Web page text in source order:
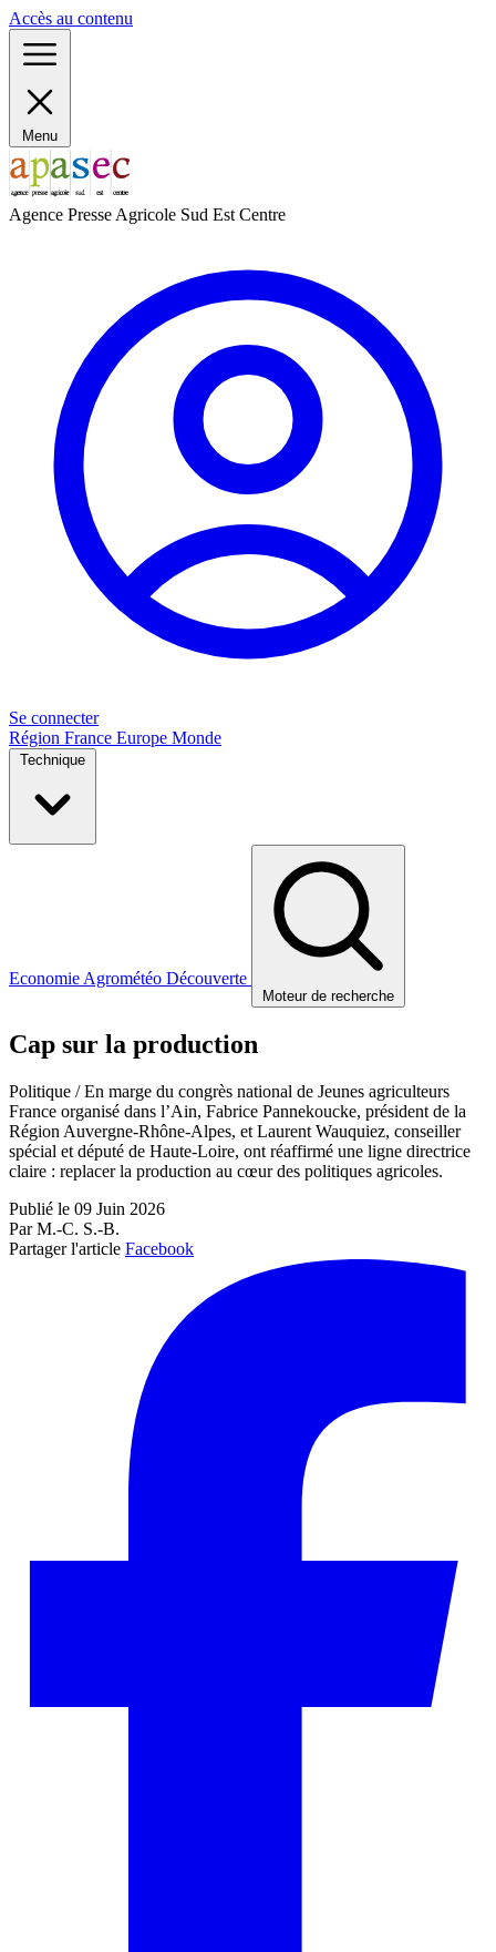
Accès au contenu
Menu
Agence Presse Agricole Sud Est Centre
Se connecter
Région France Europe Monde
Technique
Economie Agrométéo Découverte
Moteur de recherche
Cap sur la production
Politique / En marge du congrès national de Jeunes agriculteurs
France organisé dans l’Ain, Fabrice Pannekoucke, président de la
Région Auvergne-Rhône-Alpes, et Laurent Wauquiez, conseiller
spécial et député de Haute-Loire, ont réaffirmé une ligne directrice
claire : replacer la production au cœur des politiques agricoles.
Publié le 09 Juin 2026
Par M.-C. S.-B.
Partager l'article Facebook
Panneau de gestion des cookies